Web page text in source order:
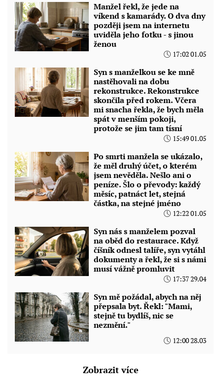
Manžel řekl, že jede na
víkend s kamarády. O dva dny
později jsem na internetu
uviděla jeho fotku - s jinou
ženou
17:02 01.05
Syn s manželkou se ke mně
nastěhovali na dobu
rekonstrukce. Rekonstrukce
skončila před rokem. Včera
mi snacha řekla, že bych měla
spát v menším pokoji,
protože se jim tam tísní
15:49 01.05
Po smrti manžela se ukázalo,
že měl druhý účet, o kterém
jsem nevěděla. Nešlo ani o
peníze. Šlo o převody: každý
měsíc, patnáct let, stejná
částka, na stejné jméno
12:22 01.05
Syn nás s manželem pozval
na oběd do restaurace. Když
číšník odnesl talíře, syn vytáhl
dokumenty a řekl, že si s námi
musí vážně promluvit
17:37 29.04
Syn mě požádal, abych na něj
přepsala byt. Řekl: "Mami,
stejně tu bydlíš, nic se
nezmění."
12:00 28.03
Zobrazit více